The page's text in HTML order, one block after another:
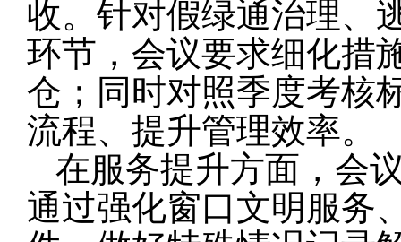
收。针对假绿通治理、
环节，会议要求细化措
仓；同时对照季度考核
流程、提升管理效率。
在服务提升方面，会
通过强化窗口文明服务